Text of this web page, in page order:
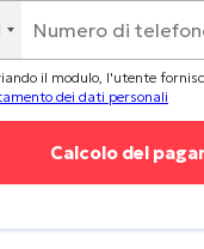
il modulo, l'utente
dei dati personali